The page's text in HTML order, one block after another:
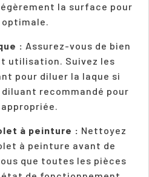
la surface pour
: Assurez-vous de bien
utilisation. Suivez les
pour diluer la laque si
recommandé pour
à peinture : Nettoyez
à peinture avant de
que toutes les pièces